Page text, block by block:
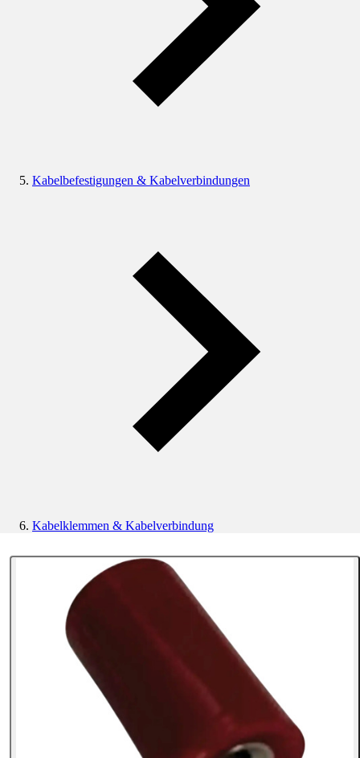
Kabelbefestigungen & Kabelverbindungen
Kabelklemmen & Kabelverbindung